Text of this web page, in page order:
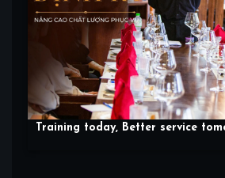
Training today, Better service